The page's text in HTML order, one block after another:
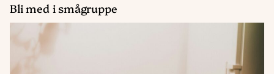
Bli med i smågruppe